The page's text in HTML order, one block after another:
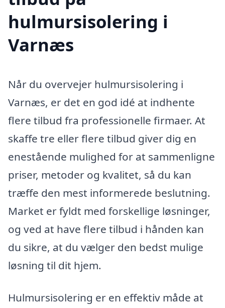
hulmursisolering i
Varnæs
Når du overvejer hulmursisolering i
Varnæs, er det en god idé at indhente
flere tilbud fra professionelle firmaer. At
skaffe tre eller flere tilbud giver dig en
enestående mulighed for at sammenligne
priser, metoder og kvalitet, så du kan
træffe den mest informerede beslutning.
Market er fyldt med forskellige løsninger,
og ved at have flere tilbud i hånden kan
du sikre, at du vælger den bedst mulige
løsning til dit hjem.
Hulmursisolering er en effektiv måde at